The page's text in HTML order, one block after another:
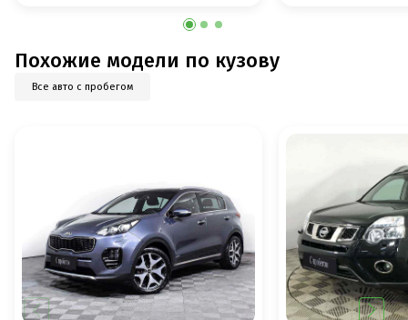
Похожие модели по кузову
Все авто с пробегом